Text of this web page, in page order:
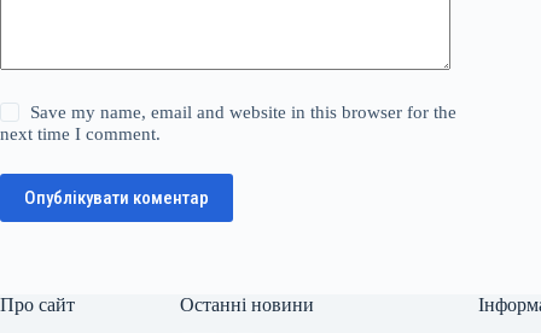
Save my name, email and website in this browser for the
next time I comment.
Опублікувати коментар
Про сайт Останні новини